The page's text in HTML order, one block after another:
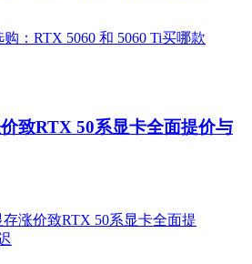
致RTX 50系显卡全面提价与